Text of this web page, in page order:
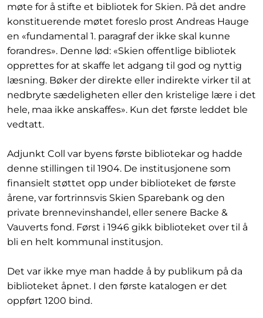
møte for å stifte et bibliotek for Skien. På det andre
konstituerende møtet foreslo prost Andreas Hauge
en «fundamental 1. paragraf der ikke skal kunne
forandres». Denne lød: «Skien offentlige bibliotek
opprettes for at skaffe let adgang til god og nyttig
læsning. Bøker der direkte eller indirekte virker til at
nedbryte sædeligheten eller den kristelige lære i det
hele, maa ikke anskaffes». Kun det første leddet ble
vedtatt.
Adjunkt Coll var byens første bibliotekar og hadde
denne stillingen til 1904. De institusjonene som
finansielt støttet opp under biblioteket de første
årene, var fortrinnsvis Skien Sparebank og den
private brennevinshandel, eller senere Backe &
Vauverts fond. Først i 1946 gikk biblioteket over til å
bli en helt kommunal institusjon.
Det var ikke mye man hadde å by publikum på da
biblioteket åpnet. I den første katalogen er det
oppført 1200 bind.